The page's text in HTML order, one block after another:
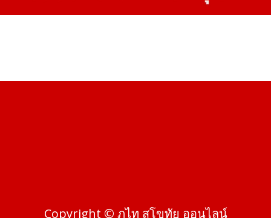
Copyright © ภูไท สุโขทัย ออนไลน์